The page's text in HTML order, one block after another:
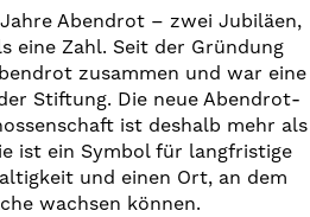
Abendrot – zwei Jubiläen,
eine Zahl. Seit der Gründung
zusammen und war eine
Stiftung. Die neue Abendrot-
ist deshalb mehr als
ist ein Symbol für langfristige
und einen Ort, an dem
wachsen können.